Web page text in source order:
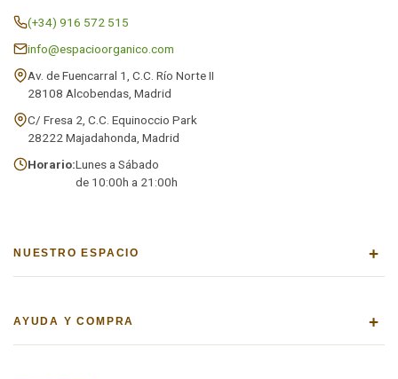
(+34) 916 572 515
info@espacioorganico.com
Av. de Fuencarral 1, C.C. Río Norte II
28108 Alcobendas, Madrid
C/ Fresa 2, C.C. Equinoccio Park
28222 Majadahonda, Madrid
Horario:Lunes a Sábado
de 10:00h a 21:00h
NUESTRO ESPACIO +
AYUDA Y COMPRA +